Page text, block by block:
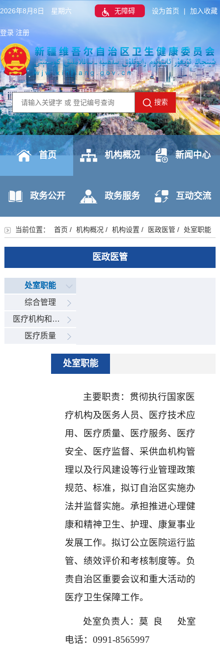
2026年8月8日 星期六 无障碍 设为首页 | 加入收藏
登录 注册
搜索
首页 机构概况 新闻中心
政务公开 政务服务 互动交流
当前位置： 首页 / 机构概况 / 机构设置 / 医政医管/ 处室职能
医政医管
处室职能
综合管理
医疗机构和人员管理
医疗质量
处室职能
主要职责： 贯彻执行国家医
疗机构及医务人员、医疗技术应
用、医疗质量、医疗服务、医疗
安全、医疗监督、采供血机构管
理以及行风建设等行业管理政策
规范、标准，拟订自治区实施办
法并监督实施。承担推进心理健
康和精神卫生、护理、康复事业
发展工作。拟订公立医院运行监
管、绩效评价和考核制度等。负
责自治区重要会议和重大活动的
医疗卫生保障工作。
处室负责人：莫 良 处室
电话：0991-8565997